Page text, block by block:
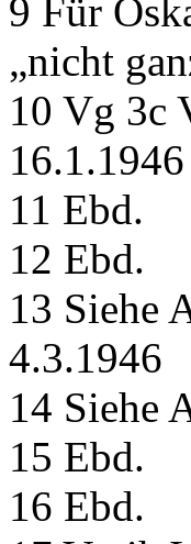
9 Für
„nicht
10 Vg 3c
16.1.1946
11 Ebd.
12 Ebd.
13 Siehe
4.3.1946
14 Siehe
15 Ebd.
16 Ebd.